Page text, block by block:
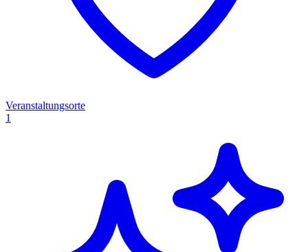
Veranstaltungsorte
1